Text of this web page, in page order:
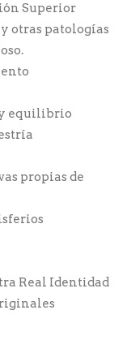
Superior
otras patologías
y equilibrio
propias de
Real Identidad